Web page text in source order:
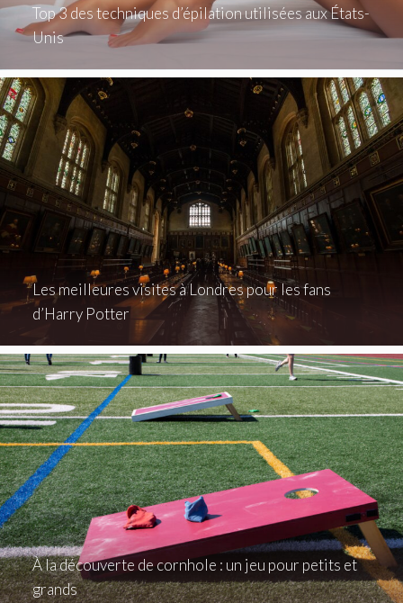
Top 3 des techniques d’épilation utilisées aux États-
Unis
Les meilleures visites à Londres pour les fans
d’Harry Potter
À la découverte de cornhole : un jeu pour petits et
grands